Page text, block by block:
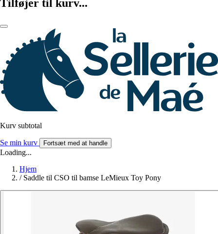
Tilføjer til kurv...
Kurv subtotal
Se min kurv Fortsæt med at handle
Loading...
Hjem
/ Saddle til CSO til bamse LeMieux Toy Pony